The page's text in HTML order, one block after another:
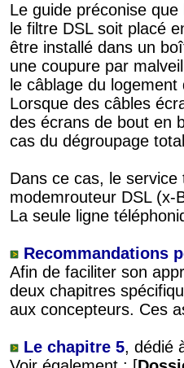
Le guide préconise
le filtre DSL soit placé
être installé dans un
une coupure par
le câblage du
Lorsque des câbles
des écrans de bout en
cas du dégroupage
Dans ce cas, le
modemrouteur DSL (x-
La seule ligne
Recommandations
Afin de faciliter son
deux chapitres
aux concepteurs. Ces
Le chapitre 5, dédié